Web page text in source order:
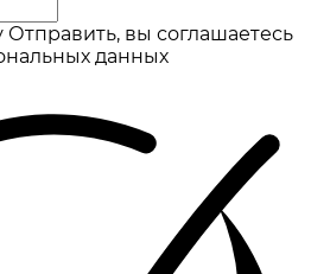
вы соглашаетесь
данных